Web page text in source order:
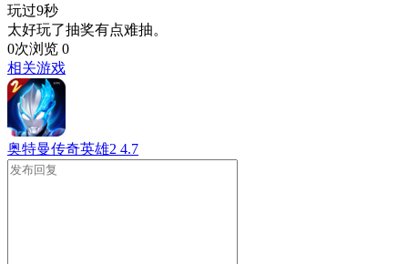
玩过9秒
太好玩了抽奖有点难抽。
0次浏览 0
相关游戏
奥特曼传奇英雄2 4.7